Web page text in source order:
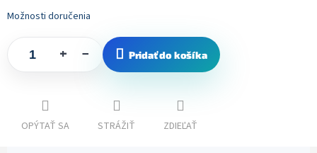
Možnosti doručenia
+ − Pridať do košíka
OPÝTAŤ SA STRÁŽIŤ ZDIEĽAŤ